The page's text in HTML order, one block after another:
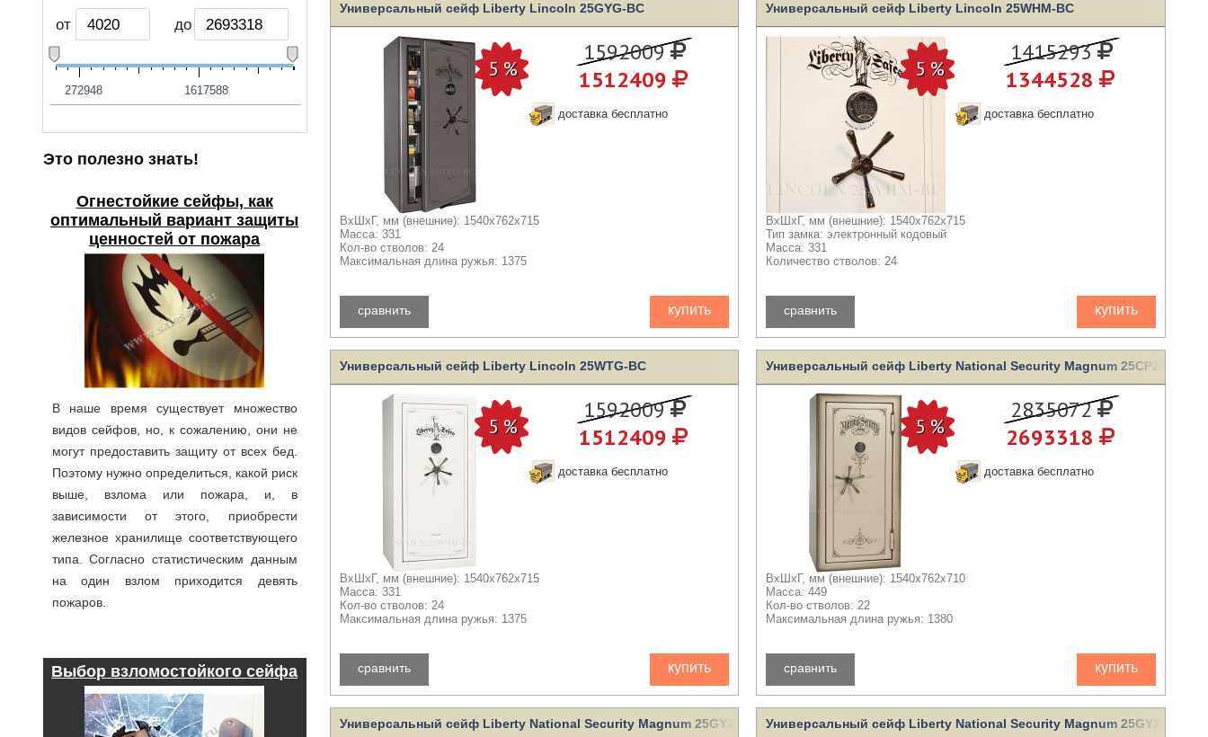
Универсальный сейф Liberty Lincoln 25GYG-BC
1592009
1512409
доставка бесплатно
ВхШхГ, мм (внешние): 1540x762x715
Масса: 331
Кол-во стволов: 24
Максимальная длина ружья: 1375
купить
сравнить
Универсальный сейф Liberty Lincoln 25WHM-BC
1415293
1344528
доставка бесплатно
ВхШхГ, мм (внешние): 1540x762x715
Тип замка: электронный кодовый
Масса: 331
Количество стволов: 24
купить
сравнить
Универсальный сейф Liberty Lincoln 25WTG-BC
1592009
1512409
доставка бесплатно
ВхШхГ, мм (внешние): 1540x762x715
Масса: 331
Кол-во стволов: 24
Максимальная длина ружья: 1375
купить
сравнить
Универсальный сейф Liberty National Security Magnum 25CP2-BC.
2835072
2693318
доставка бесплатно
ВхШхГ, мм (внешние): 1540x762x710
Масса: 449
Кол-во стволов: 22
Максимальная длина ружья: 1380
купить
сравнить
Универсальный сейф Liberty National Security Magnum 25GY2-BC Универсальный сейф Liberty National Security Magnum 25GY2-BC
от до
272948 1617588
Это полезно знать!
Огнестойкие сейфы, как
оптимальный вариант защиты
ценностей от пожара
В наше время существует множество
видов сейфов, но, к сожалению, они не
могут предоставить защиту от всех бед.
Поэтому нужно определиться, какой риск
выше, взлома или пожара, и, в
зависимости от этого, приобрести
железное хранилище соответствующего
типа. Согласно статистическим данным
на один взлом приходится девять
пожаров.
Выбор взломостойкого сейфа